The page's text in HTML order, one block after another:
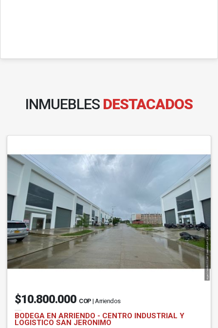
INMUEBLES DESTACADOS
$10.800.000 COP | Arriendos
BODEGA EN ARRIENDO - CENTRO INDUSTRIAL Y
LOGISTICO SAN JERONIMO